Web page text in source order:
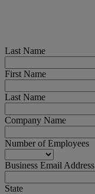
Last Name
First Name
Last Name
Company Name
Number of Employees
Business Email Address
State